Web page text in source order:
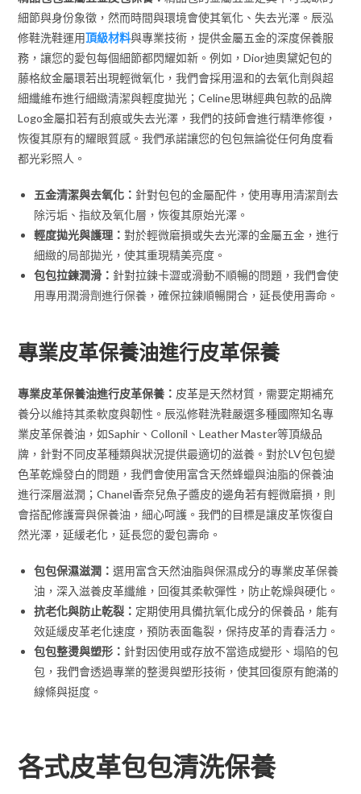
細節與身份象徵，然而時間與環境會使其氧化、失去光澤。辰泓
修鞋洗鞋運用頂級材料與專業技術，提供金屬五金的深度保養服
務，讓您的愛包每個細節都閃耀如新。例如，Dior迪奧黛妃包的
藤格紋金屬環若出現輕微氧化，我們會採用溫和的去氧化劑與超
細纖維布進行細緻清潔與輕度拋光；Celine思琳經典包款的品牌
Logo金屬扣若有刮痕或失去光澤，我們的技師會進行精準修復，
恢復其原有的耀眼質感。我們承諾讓您的包包無論從任何角度看
都光彩照人。
五金清潔與去氧化： 針對包包的金屬配件，使用專用清潔劑去
除污垢、指紋及氧化層，恢復其原始光澤。
輕度拋光與護理：對於輕微磨損或失去光澤的金屬五金，進行
細緻的局部拋光，使其重現精美亮度。
包包拉鍊潤滑： 針對拉鍊卡澀或滑動不順暢的問題，我們會使
用專用潤滑劑進行保養，確保拉鍊順暢開合，延長使用壽命。
專業皮革保養油進行皮革保養
專業皮革保養油進行皮革保養： 皮革是天然材質，需要定期補充
養分以維持其柔軟度與韌性。辰泓修鞋洗鞋嚴選多種國際知名專
業皮革保養油，如Saphir、Collonil、Leather Master等頂級品
牌，針對不同皮革種類與狀況提供最適切的滋養。對於LV包包變
色革乾燥發白的問題，我們會使用富含天然蜂蠟與油脂的保養油
進行深層滋潤；Chanel香奈兒魚子醬皮的邊角若有輕微磨損，則
會搭配修護膏與保養油，細心呵護。我們的目標是讓皮革恢復自
然光澤，延緩老化，延長您的愛包壽命。
包包保濕滋潤：選用富含天然油脂與保濕成分的專業皮革保養
油，深入滋養皮革纖維，回復其柔軟彈性，防止乾燥與硬化。
抗老化與防止乾裂： 定期使用具備抗氧化成分的保養品，能有
效延緩皮革老化速度，預防表面龜裂，保持皮革的青春活力。
包包整燙與塑形： 針對因使用或存放不當造成變形、塌陷的包
包，我們會透過專業的整燙與塑形技術，使其回復原有飽滿的
線條與挺度。
各式皮革包包清洗保養